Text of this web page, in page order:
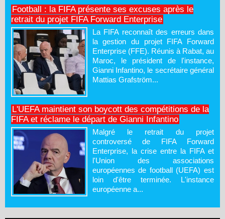
Football : la FIFA présente ses excuses après le
retrait du projet FIFA Forward Enterprise
La FIFA reconnaît des erreurs dans
la gestion du projet FIFA Forward
Enterprise (FFE). Réunis à Rabat, au
Maroc, le président de l'instance,
Gianni Infantino, le secrétaire général
Mattias Grafström...
L'UEFA maintient son boycott des compétitions de la
FIFA et réclame le départ de Gianni Infantino
Malgré le retrait du projet
controversé de FIFA Forward
Enterprise, la crise entre la FIFA et
l'Union des associations
européennes de football (UEFA) est
loin d'être terminée. L'instance
européenne a...